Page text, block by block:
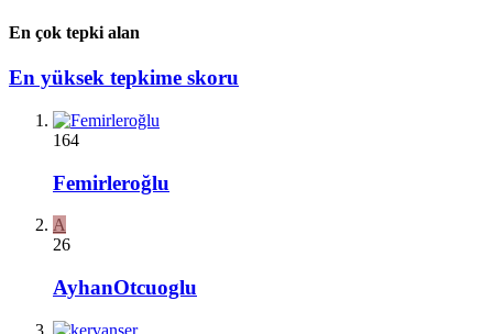
En çok tepki alan
En yüksek tepkime skoru
164
Femirleroğlu
A
26
AyhanOtcuoglu